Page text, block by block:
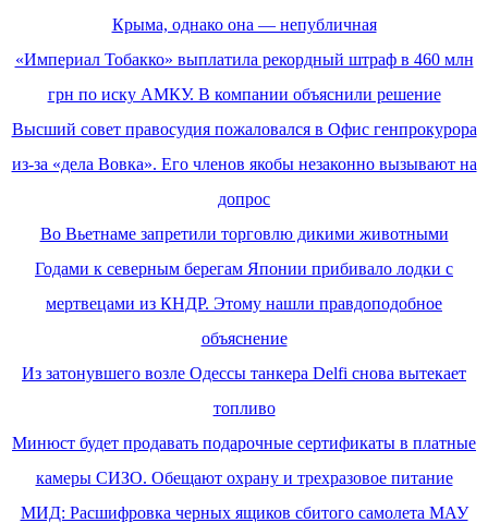
Крыма, однако она — непубличная
«Империал Тобакко» выплатила рекордный штраф в 460 млн
грн по иску АМКУ. В компании объяснили решение
Высший совет правосудия пожаловался в Офис генпрокурора
из-за «дела Вовка». Его членов якобы незаконно вызывают на
допрос
Во Вьетнаме запретили торговлю дикими животными
Годами к северным берегам Японии прибивало лодки с
мертвецами из КНДР. Этому нашли правдоподобное
объяснение
Из затонувшего возле Одессы танкера Delfi снова вытекает
топливо
Минюст будет продавать подарочные сертификаты в платные
камеры СИЗО. Обещают охрану и трехразовое питание
МИД: Расшифровка черных ящиков сбитого самолета МАУ